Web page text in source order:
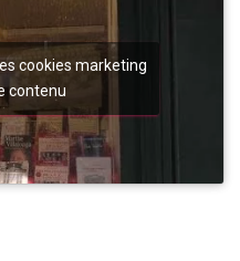
cookies marketing
contenu